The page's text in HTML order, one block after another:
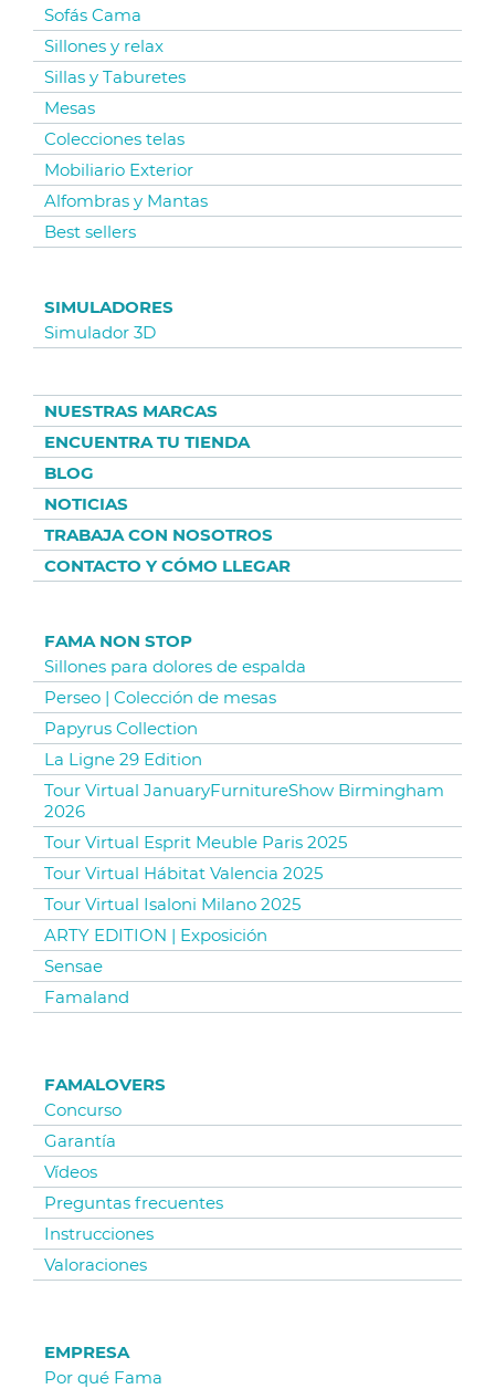
My Swiss friends enjoying an Irish whiskey on
Sofás Cama
Sillones y relax
Sillas y Taburetes
Mesas
Colecciones telas
Mobiliario Exterior
Alfombras y Mantas
Best sellers
SIMULADORES
Simulador 3D
NUESTRAS MARCAS
ENCUENTRA TU TIENDA
BLOG
NOTICIAS
TRABAJA CON NOSOTROS
CONTACTO Y CÓMO LLEGAR
FAMA NON STOP
Sillones para dolores de espalda
Perseo | Colección de mesas
Papyrus Collection
La Ligne 29 Edition
Tour Virtual JanuaryFurnitureShow Birmingham
2026
Tour Virtual Esprit Meuble Paris 2025
Tour Virtual Hábitat Valencia 2025
Tour Virtual Isaloni Milano 2025
ARTY EDITION | Exposición
Sensae
Famaland
FAMALOVERS
Concurso
Garantía
Vídeos
Preguntas frecuentes
Instrucciones
Valoraciones
EMPRESA
Por qué Fama